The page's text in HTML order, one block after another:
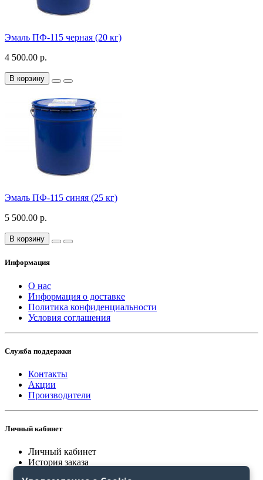
Эмаль ПФ-115 черная (20 кг)
4 500.00 р.
В корзину
Эмаль ПФ-115 синяя (25 кг)
5 500.00 р.
В корзину
Информация
О нас
Информация о доставке
Политика конфиденциальности
Условия соглашения
Служба поддержки
Контакты
Акции
Производители
Личный кабинет
Личный кабинет
История заказа